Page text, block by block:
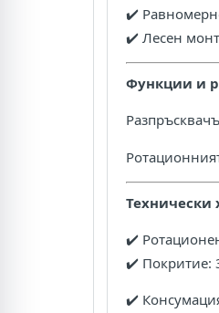
✔️
✔️ Лесен
Функции и
Технически
✔️
✔️ Покритие:
✔️